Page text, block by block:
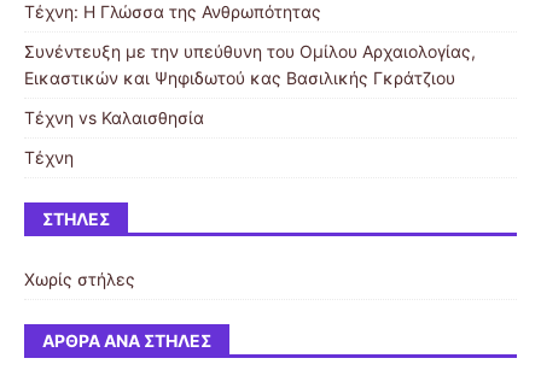
Τέχνη: Η Γλώσσα της Ανθρωπότητας
Συνέντευξη με την υπεύθυνη του Ομίλου Αρχαιολογίας,
Εικαστικών και Ψηφιδωτού κας Βασιλικής Γκράτζιου
Τέχνη vs Καλαισθησία
Τέχνη
ΣΤΉΛΕΣ
Χωρίς στήλες
ΆΡΘΡΑ ΑΝΆ ΣΤΉΛΕΣ